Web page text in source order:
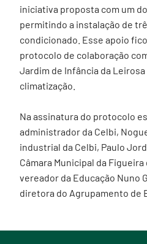
iniciativa proposta com um
permitindo a instalação de
condicionado. Esse apoio
protocolo de colaboração
Jardim de Infância da
climatização.
Na assinatura do protocolo
administrador da Celbi,
industrial da Celbi, Paulo
Câmara Municipal da
vereador da Educação Nuno
diretora do Agrupamento de